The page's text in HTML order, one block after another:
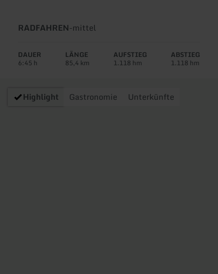
Art
Tour:
RADFAHREN-Schwierigkeit:
mittel
DAUER
6:45 h
LÄNGE
85,4 km
AUFSTIEG
1.118 hm
ABSTIEG
1.118 hm
Highlight Gastronomie Unterkünfte